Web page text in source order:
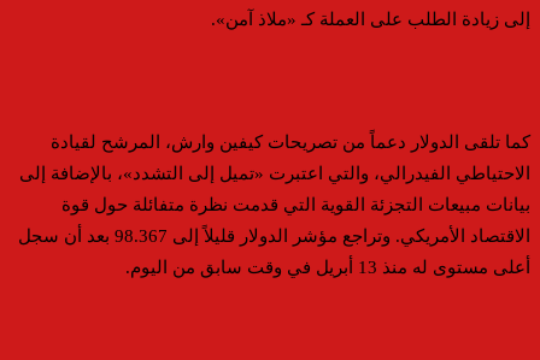
إلى زيادة الطلب على العملة كـ «ملاذ آمن».
كما تلقى الدولار دعماً من تصريحات كيفين وارش، المرشح لقيادة
الاحتياطي الفيدرالي، والتي اعتبرت «تميل إلى التشدد»، بالإضافة إلى
بيانات مبيعات التجزئة القوية التي قدمت نظرة متفائلة حول قوة
الاقتصاد الأمريكي. وتراجع مؤشر الدولار قليلاً إلى 98.367 بعد أن سجل
أعلى مستوى له منذ 13 أبريل في وقت سابق من اليوم.